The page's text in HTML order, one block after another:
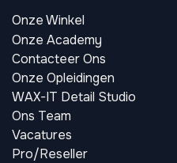
Onze Winkel
Onze Academy
Contacteer Ons
Onze Opleidingen
WAX-IT Detail Studio
Ons Team
Vacatures
Pro/Reseller